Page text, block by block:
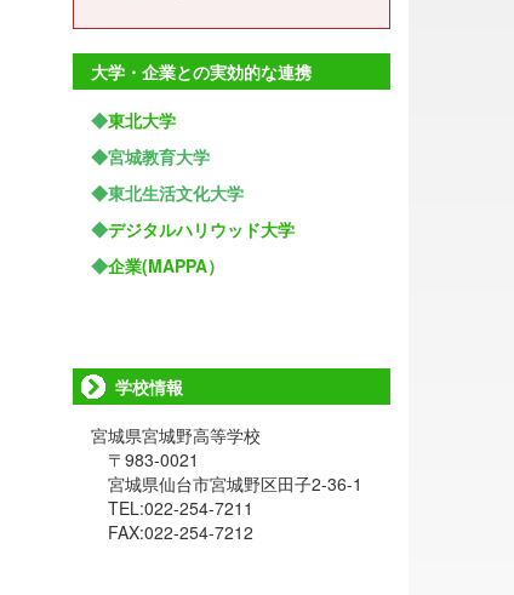
大学・企業との実効的な連携
◆東北大学
◆宮城教育大学
◆東北生活文化大学
◆デジタルハリウッド大学
◆企業(MAPPA）
学校情報
宮城県宮城野高等学校
〒983-0021
宮城県仙台市宮城野区田子2-36-1
TEL:022-254-7211
FAX:022-254-7212